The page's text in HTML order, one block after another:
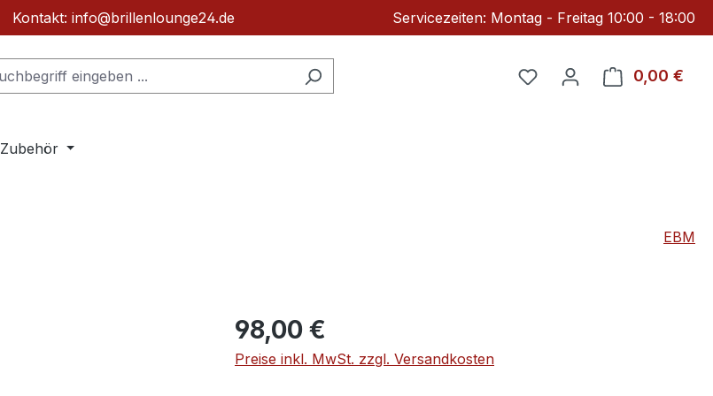
Kontakt: info@brillenlounge24.de Servicezeiten: Montag - Freitag 10:00 - 18:00
Du hast 0 Produkte auf
0,00 €
Zubehör
EBM
Regulärer Preis:
98,00 €
Preise inkl. MwSt. zzgl. Versandkosten